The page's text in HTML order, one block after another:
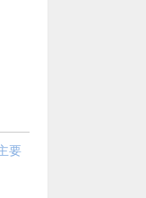
要